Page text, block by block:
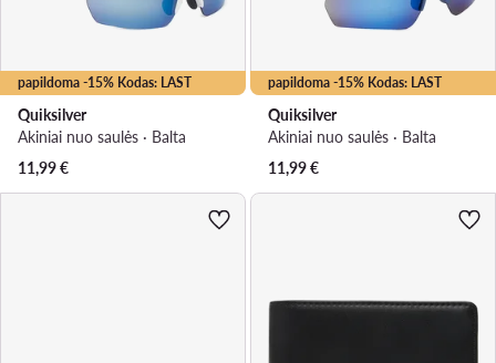
papildoma -15% Kodas: LAST
Quiksilver
Akiniai nuo saulės · Balta
11,99€
papildoma -15% Kodas: LAST
Quiksilver
Akiniai nuo saulės · Balta
11,99€